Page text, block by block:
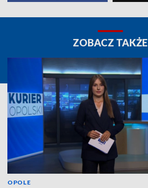
ZOBACZ TAKŻE
OPOLE